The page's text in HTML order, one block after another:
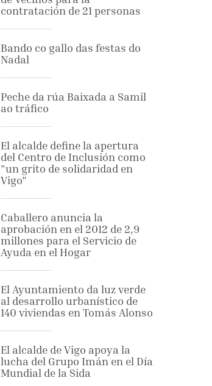
contratación de 21 personas
Bando co gallo das festas do
Nadal
Peche da rúa Baixada a Samil
ao tráfico
El alcalde define la apertura
del Centro de Inclusión como
"un grito de solidaridad en
Vigo"
Caballero anuncia la
aprobación en el 2012 de 2,9
millones para el Servicio de
Ayuda en el Hogar
El Ayuntamiento da luz verde
al desarrollo urbanístico de
140 viviendas en Tomás Alonso
El alcalde de Vigo apoya la
lucha del Grupo Imán en el Día
Mundial de la Sida